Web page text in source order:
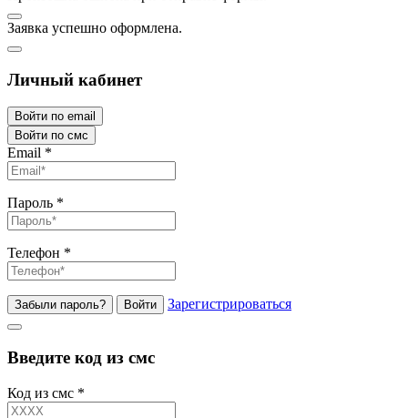
Заявка успешно оформлена.
Личный кабинет
Войти по email
Войти по смс
Email *
Пароль *
Телефон *
Забыли пароль? Войти Зарегистрироваться
Введите код из смс
Код из смс *